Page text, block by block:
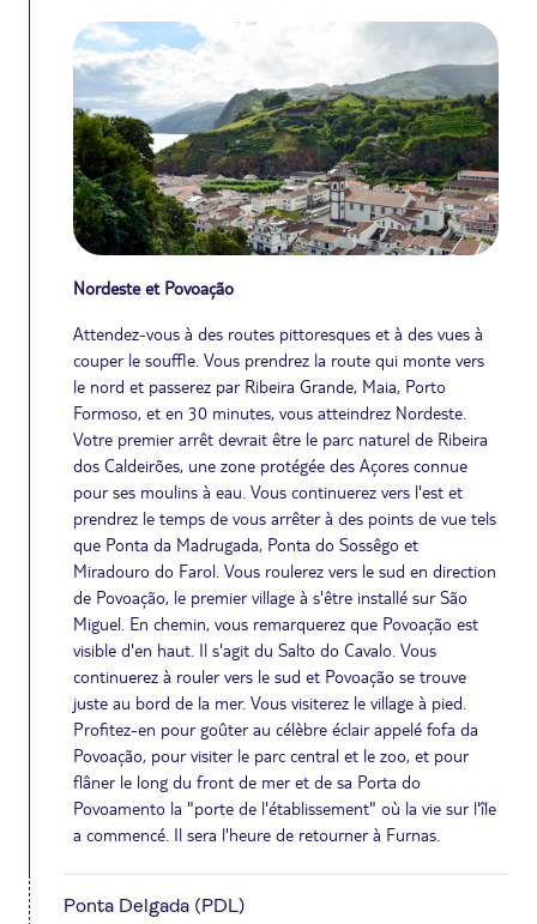
Nordeste et Povoação
Attendez-vous à des routes pittoresques et à des vues à
couper le souffle. Vous prendrez la route qui monte vers
le nord et passerez par Ribeira Grande, Maia, Porto
Formoso, et en 30 minutes, vous atteindrez Nordeste.
Votre premier arrêt devrait être le parc naturel de Ribeira
dos Caldeirões, une zone protégée des Açores connue
pour ses moulins à eau. Vous continuerez vers l'est et
prendrez le temps de vous arrêter à des points de vue tels
que Ponta da Madrugada, Ponta do Sossêgo et
Miradouro do Farol. Vous roulerez vers le sud en direction
de Povoação, le premier village à s'être installé sur São
Miguel. En chemin, vous remarquerez que Povoação est
visible d'en haut. Il s'agit du Salto do Cavalo. Vous
continuerez à rouler vers le sud et Povoação se trouve
juste au bord de la mer. Vous visiterez le village à pied.
Profitez-en pour goûter au célèbre éclair appelé fofa da
Povoação, pour visiter le parc central et le zoo, et pour
flâner le long du front de mer et de sa Porta do
Povoamento la "porte de l'établissement" où la vie sur l'île
a commencé. Il sera l'heure de retourner à Furnas.
Ponta Delgada (PDL)